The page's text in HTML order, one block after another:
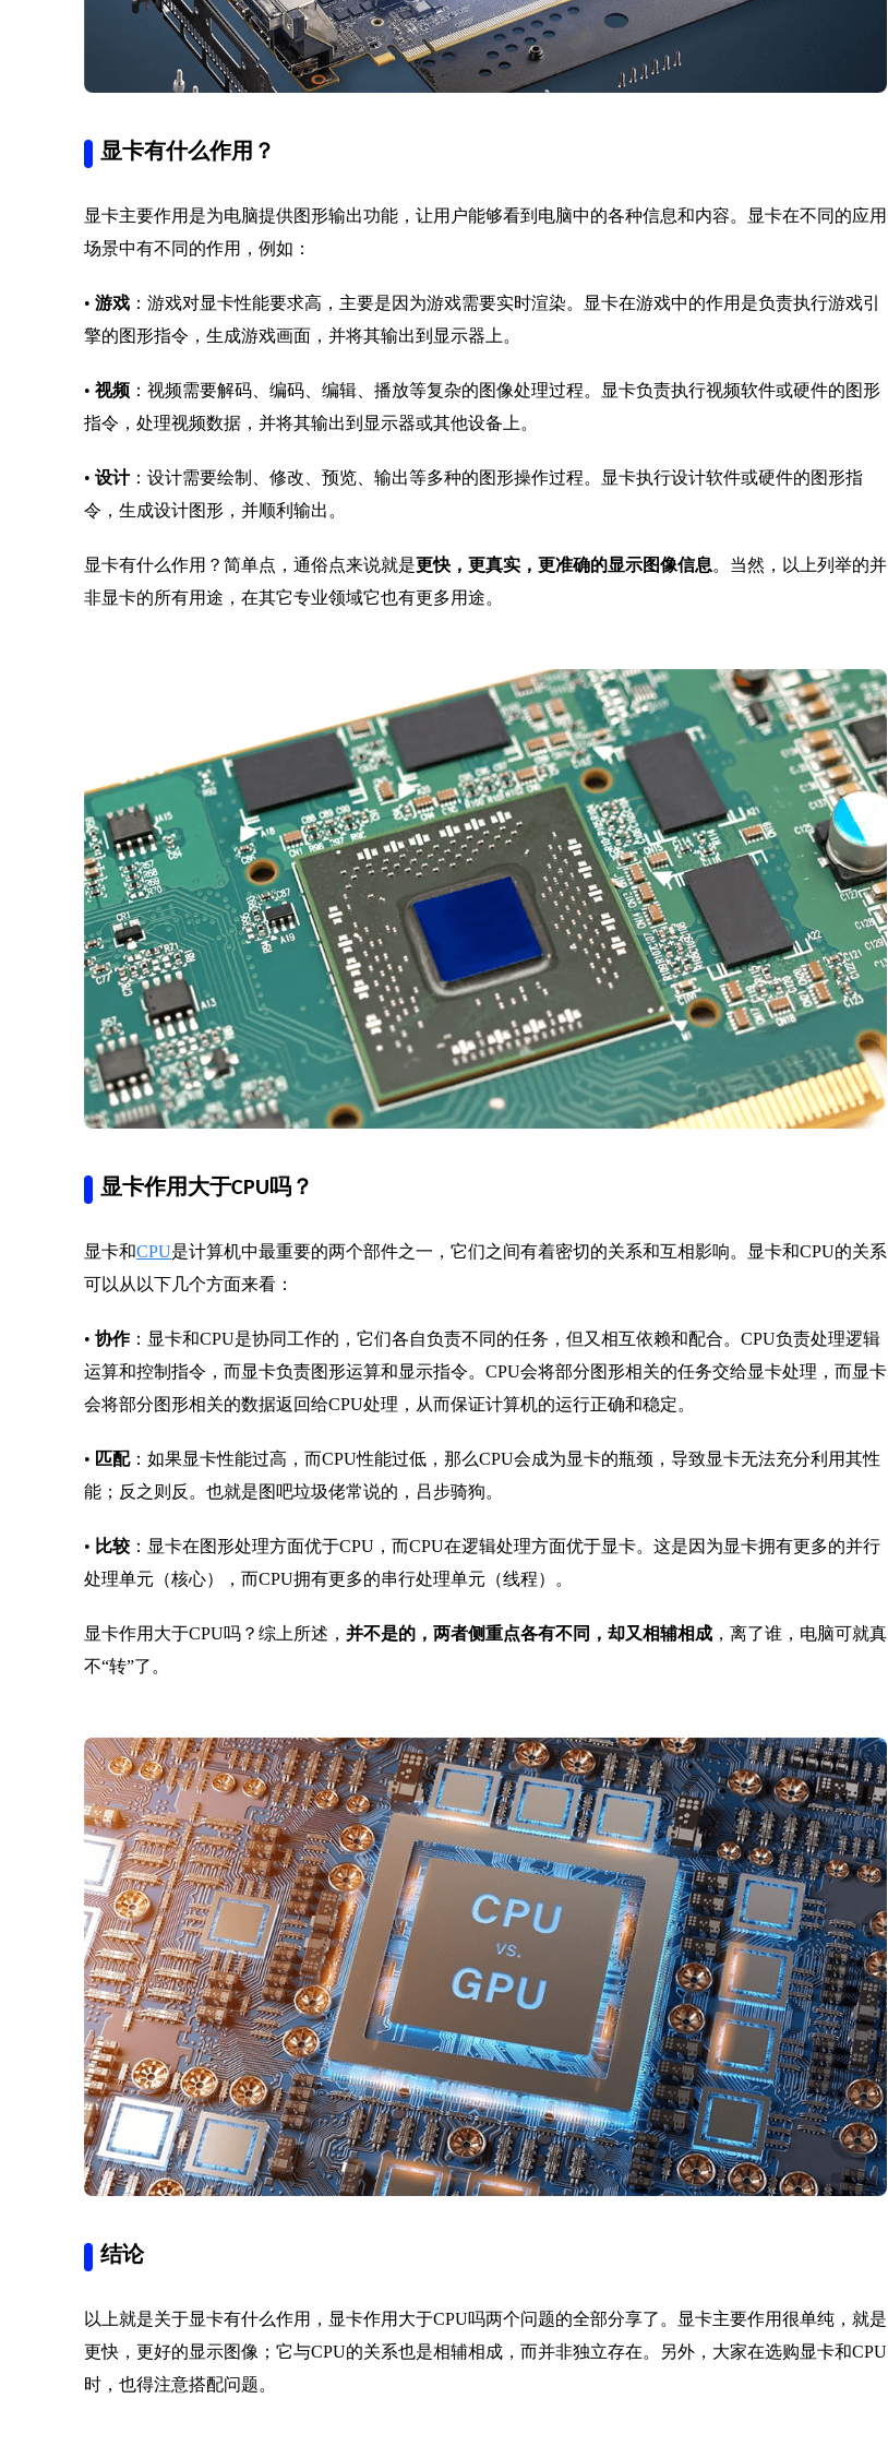
显卡有什么作用？
显卡主要作用是为电脑提供图形输出功能，让用户能够看到电脑中的各种信息和内容。显卡在不同的应用
场景中有不同的作用，例如：
• 游戏 ：游戏对显卡性能要求高，主要是因为游戏需要实时渲染。显卡在游戏中的作用是负责执行游戏引
擎的图形指令，生成游戏画面，并将其输出到显示器上。
• 视频 ：视频需要解码、编码、编辑、播放等复杂的图像处理过程。显卡负责执行视频软件或硬件的图形
指令，处理视频数据，并将其输出到显示器或其他设备上。
• 设计：设计需要绘制、修改、预览、输出等多种的图形操作过程。显卡执行设计软件或硬件的图形指
令，生成设计图形，并顺利输出。
显卡有什么作用？简单点，通俗点来说就是更快，更真实，更准确的显示图像信息。当然，以上列举的并
非显卡的所有用途，在其它专业领域它也有更多用途。
显卡作用大于CPU吗？
显卡和CPU是计算机中最重要的两个部件之一，它们之间有着密切的关系和互相影响。显卡和CPU的关系
可以从以下几个方面来看：
• 协作：显卡和CPU是协同工作的，它们各自负责不同的任务，但又相互依赖和配合。CPU负责处理逻辑
运算和控制指令，而显卡负责图形运算和显示指令。CPU会将部分图形相关的任务交给显卡处理，而显卡
会将部分图形相关的数据返回给CPU处理，从而保证计算机的运行正确和稳定。
• 匹配：如果显卡性能过高，而CPU性能过低，那么CPU会成为显卡的瓶颈，导致显卡无法充分利用其性
能；反之则反。也就是图吧垃圾佬常说的，吕步骑狗。
• 比较 ：显卡在图形处理方面优于CPU，而CPU在逻辑处理方面优于显卡。这是因为显卡拥有更多的并行
处理单元（核心），而CPU拥有更多的串行处理单元（线程）。
显卡作用大于CPU吗？综上所述， 并不是的，两者侧重点各有不同，却又相辅相成 ，离了谁，电脑可就真
不“转”了。
结论
以上就是关于显卡有什么作用，显卡作用大于CPU吗两个问题的全部分享了。显卡主要作用很单纯，就是
更快，更好的显示图像；它与CPU的关系也是相辅相成，而并非独立存在。另外，大家在选购显卡和CPU
时，也得注意搭配问题。